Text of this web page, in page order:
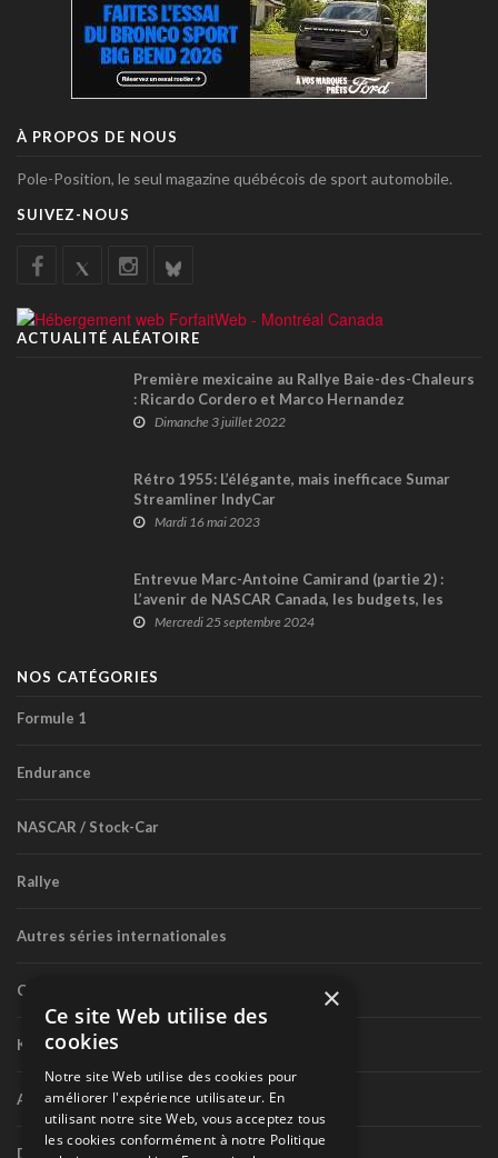
À PROPOS DE NOUS
Pole-Position, le seul magazine québécois de sport automobile.
SUIVEZ-NOUS
ACTUALITÉ ALÉATOIRE
Première mexicaine au Rallye Baie-des-Chaleurs
: Ricardo Cordero et Marco Hernandez
l'emportent !
Dimanche 3 juillet 2022
Rétro 1955: L’élégante, mais inefficace Sumar
Streamliner IndyCar
Mardi 16 mai 2023
Entrevue Marc-Antoine Camirand (partie 2) :
L’avenir de NASCAR Canada, les budgets, les
circuits routiers…
Mercredi 25 septembre 2024
NOS CATÉGORIES
Formule 1
Endurance
NASCAR / Stock-Car
Rallye
Autres séries internationales
Circuit routier canadien
Karting
Autres séries nationales
Divers
×
Ce site Web utilise des
cookies
Notre site Web utilise des cookies pour
améliorer l'expérience utilisateur. En
utilisant notre site Web, vous acceptez tous
les cookies conformément à notre Politique